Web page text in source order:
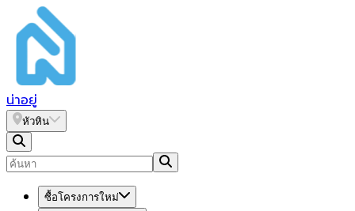
น่าอยู่
หัวหิน
ซื้อโครงการใหม่